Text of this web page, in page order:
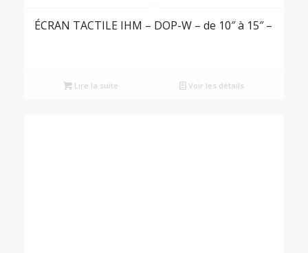
ÉCRAN TACTILE IHM – DOP-W – de 10″ à 15″ –
Lire la suite Voir les détails